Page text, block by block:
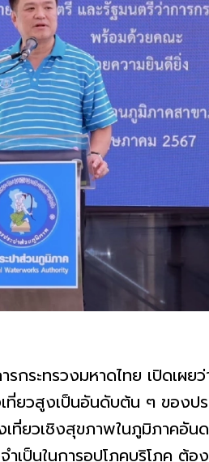
ระทรวงมหาดไทย เปิดเผย
ยวสูงเป็นอันดับต้น ๆ ของปร
เที่ยวเชิงสุขภาพในภูมิภาค
เป็นในการอุปโภคบริโภค ต้